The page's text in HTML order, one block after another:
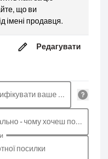
що ви
імені продавця.
Редагувати
Дозвольте нам ідентифікувати ваше замовлення
Розкажіть більш детально - чому хочеш повернути товар, яка причина?
посилки